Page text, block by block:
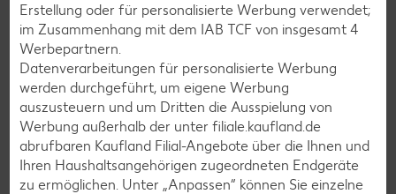
Weitere interessante
Rezeptkategorien
Burger-Rezepte
Pizza-Rezepte
Erstellung oder für personalisierte Werbung verwendet;
im Zusammenhang mit dem IAB TCF von insgesamt 4
Werbepartnern.
Datenverarbeitungen für personalisierte Werbung
werden durchgeführt, um eigene Werbung
auszusteuern und um Dritten die Ausspielung von
Werbung außerhalb der unter filiale.kaufland.de
abrufbaren Kaufland Filial-Angebote über die Ihnen und
Ihren Haushaltsangehörigen zugeordneten Endgeräte
zu ermöglichen. Unter „Anpassen“ können Sie einzelne